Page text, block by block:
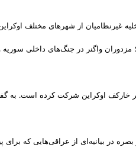
غیرنظامیان از شهرهای مختلف
مزدوران واگنر در جنگ‌های داخلی
خارکف اوکراین شرکت کرده است. به
در بیانیه‌ای از عراقی‌هایی که